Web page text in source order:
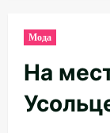
Мода
На